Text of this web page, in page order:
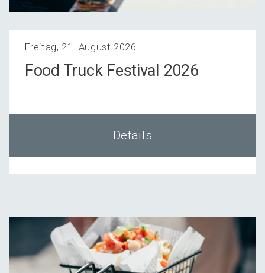
Freitag, 21. August 2026
Food Truck Festi­val 2026
Details